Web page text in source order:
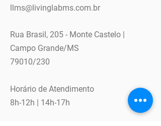
llms@livinglabms.com.br
Rua Brasil, 205 - Monte Castelo |
Campo Grande/MS
79010/230
Horário de Atendimento
8h-12h | 14h-17h